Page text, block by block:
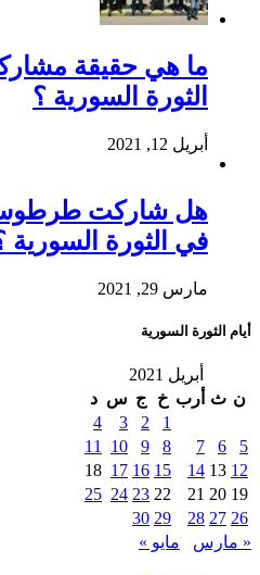
ما هي حقيقة
الثورة السورية ؟
أبريل 12, 2021
هل شاركت
في الثورة السورية
مارس 29, 2021
أيام الثورة السورية
أبريل 2021
ن ث أرب خ ج س د
1
2
3
4
5
6
7
8
9
10
11
12
13
14
15
16
17
18
19
20
21
22
23
24
25
26
27
28
29
30
« مارس
مايو »